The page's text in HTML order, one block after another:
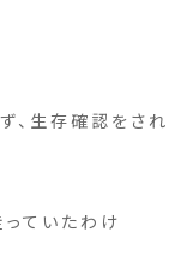
、生存確認をされ
ていたわけ